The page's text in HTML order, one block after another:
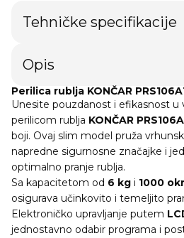
Tehničke specifikacije
Opis
Perilica rublja KONČAR
Unesite pouzdanost i efikasnost u
perilicom rublja KONČAR
boji. Ovaj slim model pruža
napredne sigurnosne značajke i
optimalno pranje rublja.
Sa kapacitetom od 6 kg i 1000
osigurava učinkovito i temeljito
Elektroničko upravljanje putem
jednostavno odabir programa i